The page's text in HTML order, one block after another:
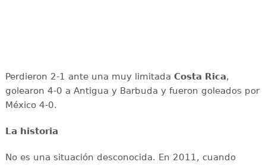
Perdieron 2-1 ante una muy limitada Costa Rica,
golearon 4-0 a Antigua y Barbuda y fueron goleados por
México 4-0.
La historia
No es una situación desconocida. En 2011, cuando